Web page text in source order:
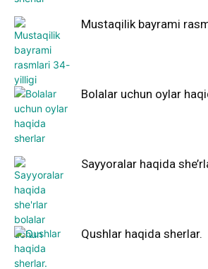
Mustaqilik bayrami
Bolalar uchun oylar
Sayyoralar haqida
Qushlar haqida sherlar.